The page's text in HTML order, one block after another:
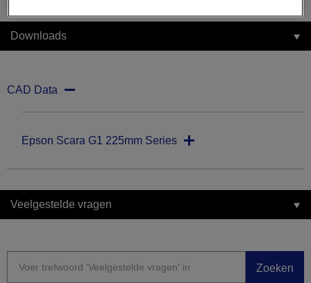
Downloads
CAD Data
Epson Scara G1 225mm Series
Veelgestelde vragen
Zoeken